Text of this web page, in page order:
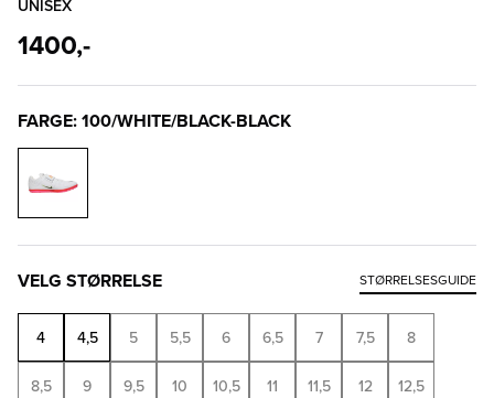
UNISEX
1400,-
FARGE: 100/WHITE/BLACK-BLACK
VELG STØRRELSE STØRRELSESGUIDE
4 4,5 5 5,5 6 6,5 7 7,5 8
8,5 9 9,5 10 10,5 11 11,5 12 12,5